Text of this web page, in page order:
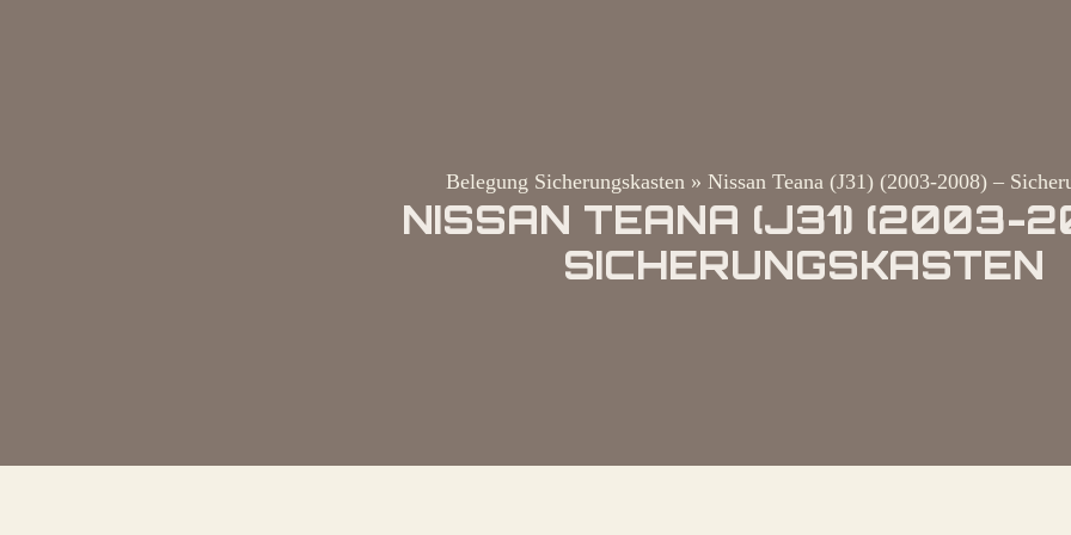
Belegung Sicherungskasten » Nissan Teana (J31) (2003-2008) –
NISSAN TEANA (J31) (2003-
SICHERUNGSKASTEN